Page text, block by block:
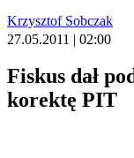
Krzysztof Sobczak
27.05.2011 | 02:00
Fiskus dał
korektę PIT